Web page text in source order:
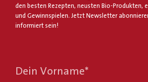
den besten Rezepten, neusten Bio-Produkten,
und Gewinnspielen. Jetzt Newsletter
informiert sein!
Dein Vorname*